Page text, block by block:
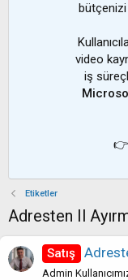
video
iş
👉
Etiketler
Adresten Il
Satış
Admin